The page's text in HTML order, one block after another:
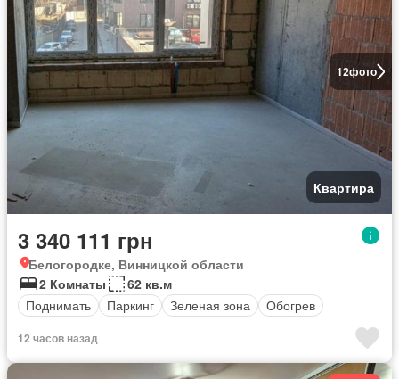
12фото
Квартира
3 340 111 грн
Белогородке, Винницкой области
2 Комнаты
62 кв.м
Поднимать
Паркинг Зеленая зона Обогрев
12 часов назад